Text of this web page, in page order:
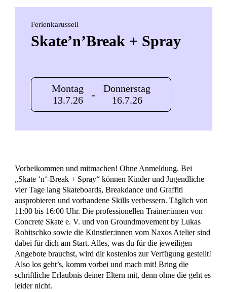
Ferienkarussell
Skate’n’Break + Spray
Montag
13.7.26
-
Donnerstag
16.7.26
Vorbeikommen und mitmachen! Ohne Anmeldung. Bei
„Skate ‘n‘-Break + Spray“ können Kinder und Jugendliche
vier Tage lang Skateboards, Breakdance und Graffiti
ausprobieren und vorhandene Skills verbessern. Täglich von
11:00 bis 16:00 Uhr. Die professionellen Trainer:innen von
Concrete Skate e. V. und von Groundmovement by Lukas
Robitschko sowie die Künstler:innen vom Naxos Atelier sind
dabei für dich am Start. Alles, was du für die jeweiligen
Angebote brauchst, wird dir kostenlos zur Verfügung gestellt!
Also los geht’s, komm vorbei und mach mit! Bring die
schriftliche Erlaubnis deiner Eltern mit, denn ohne die geht es
leider nicht.